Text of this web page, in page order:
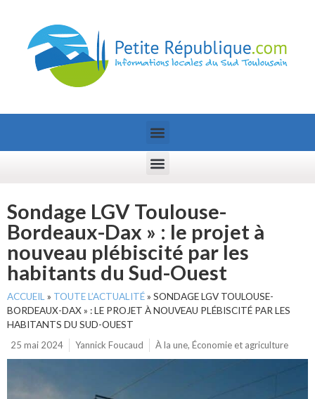
Sondage LGV Toulouse-
Bordeaux-Dax » : le projet à
nouveau plébiscité par les
habitants du Sud-Ouest
ACCUEIL » TOUTE L’ACTUALITÉ» SONDAGE LGV TOULOUSE-
BORDEAUX-DAX » : LE PROJET À NOUVEAU PLÉBISCITÉ PAR LES
HABITANTS DU SUD-OUEST
25 mai 2024
Yannick Foucaud À la une, Économie et agriculture